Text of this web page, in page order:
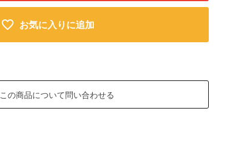
お気に入りに追加
この商品について問い合わせる